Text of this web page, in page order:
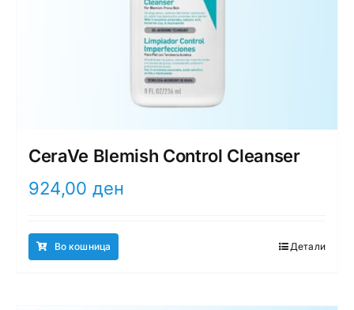
CeraVe Blemish Control Cleanser
924,00 ден
Во кошница Детали